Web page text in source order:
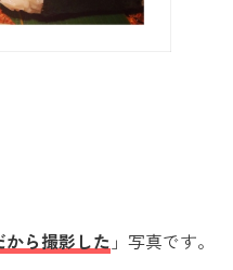
から撮影した 」写真です。